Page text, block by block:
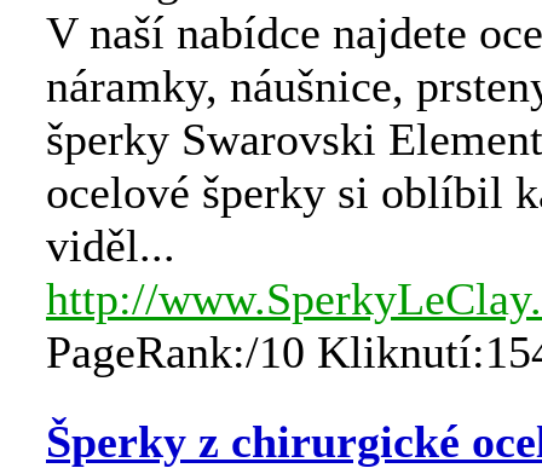
V naší nabídce najdete
náramky, náušnice,
šperky Swarovski
ocelové šperky si oblíbil
viděl...
http://
PageRank:/10
Šperky z chirurgické